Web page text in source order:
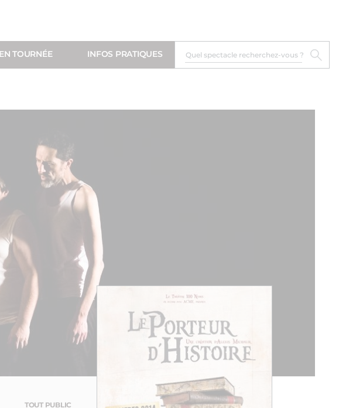
EN TOURNÉE INFOS PRATIQUES
TOUT PUBLIC